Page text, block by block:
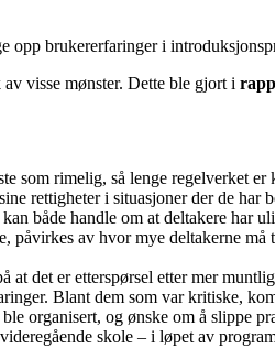
brukererfaringer i
visse mønster. Dette ble gjort i
som rimelig, så lenge regelverket er
rettigheter i situasjoner der de har
både handle om at deltakere har
av hvor mye deltakerne
det er etterspørsel etter mer
Blant dem som var kritiske,
organisert, og ønske om å slippe
skole – i løpet av